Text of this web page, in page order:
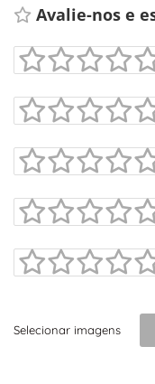
Leaflet
Avalie-nos e
Selecionar imagens